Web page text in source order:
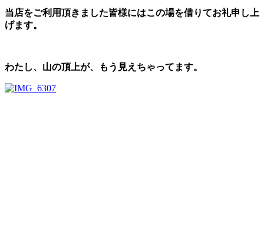
当店をご利用頂きました皆様にはこの場を借りてお礼申し上
げます。
わたし、山の頂上が、もう見えちゃってます。